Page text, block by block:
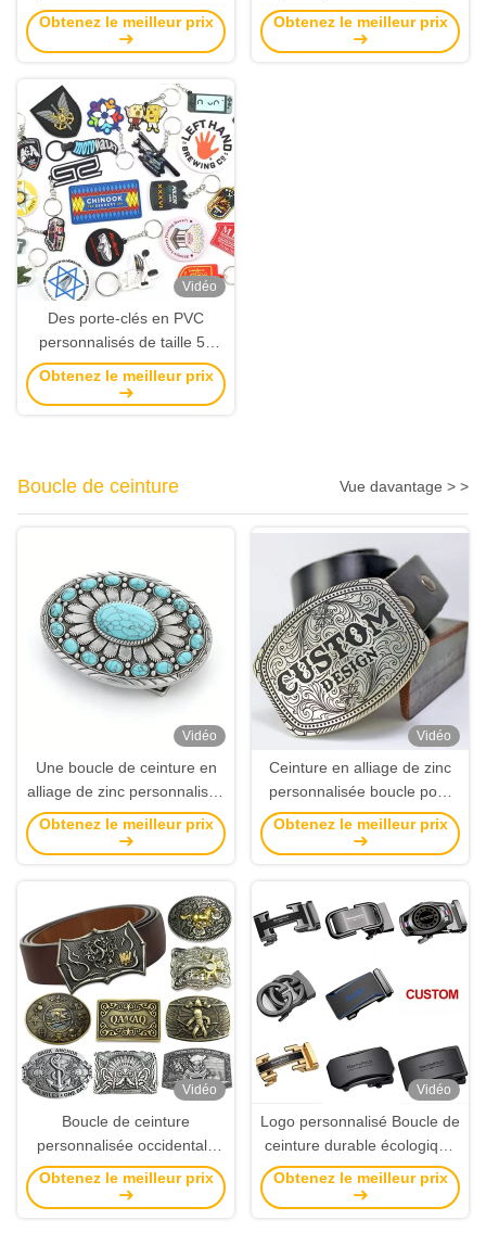
de logo 3D Émail dur doux et
sablage arrière Chaîne de
Obtenez le meilleur prix
souple/dur, taille
personnalisée pour porte-
Obtenez le meilleur prix
Vidéo
Des porte-clés en PVC
personnalisés de taille 50
mm et épaisseur 1,5 mm
pour les cadeaux
Obtenez le meilleur prix
Boucle de ceinture Vue davantage > >
Vidéo
Une boucle de ceinture en
alliage de zinc personnalisée
avec votre logo en taille 3,5
pouces pour un style
Obtenez le meilleur prix
Vidéo
Ceinture en alliage de zinc
personnalisée boucle pour
hommes avec logo 3-3.5
pouces
Obtenez le meilleur prix
Vidéo
Boucle de ceinture
personnalisée occidentale
en alliage de zinc avec une
forme personnalisée et une
Obtenez le meilleur prix
Vidéo
Logo personnalisé Boucle de
ceinture durable écologique
pour cadeaux et souvenirs
personnalisés
Obtenez le meilleur prix